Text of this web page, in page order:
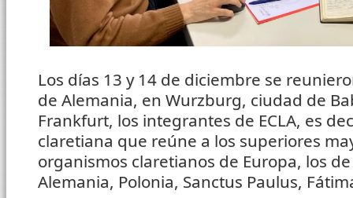
Los días 13 y 14 de diciembre se
de Alemania, en Wurzburg, ciudad de
Frankfurt, los integrantes de ECLA, es
claretiana que reúne a los superiores
organismos claretianos de Europa, los
Alemania, Polonia, Sanctus Paulus,